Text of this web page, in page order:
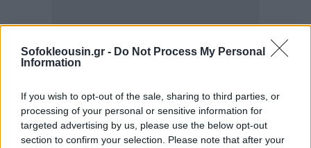
Sofokleousin.gr - Do Not Process My Personal
Information
If you wish to opt-out of the sale, sharing to third parties, or
processing of your personal or sensitive information for
targeted advertising by us, please use the below opt-out
section to confirm your selection. Please note that after your